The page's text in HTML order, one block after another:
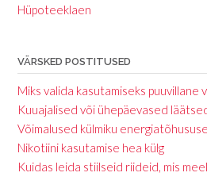
Hüpoteeklaen
VÄRSKED POSTITUSED
Miks valida kasutamiseks puuvillane
Kuuajalised või ühepäevased
Võimalused külmiku
Nikotiini kasutamise hea külg
Kuidas leida stiilseid riideid, mis